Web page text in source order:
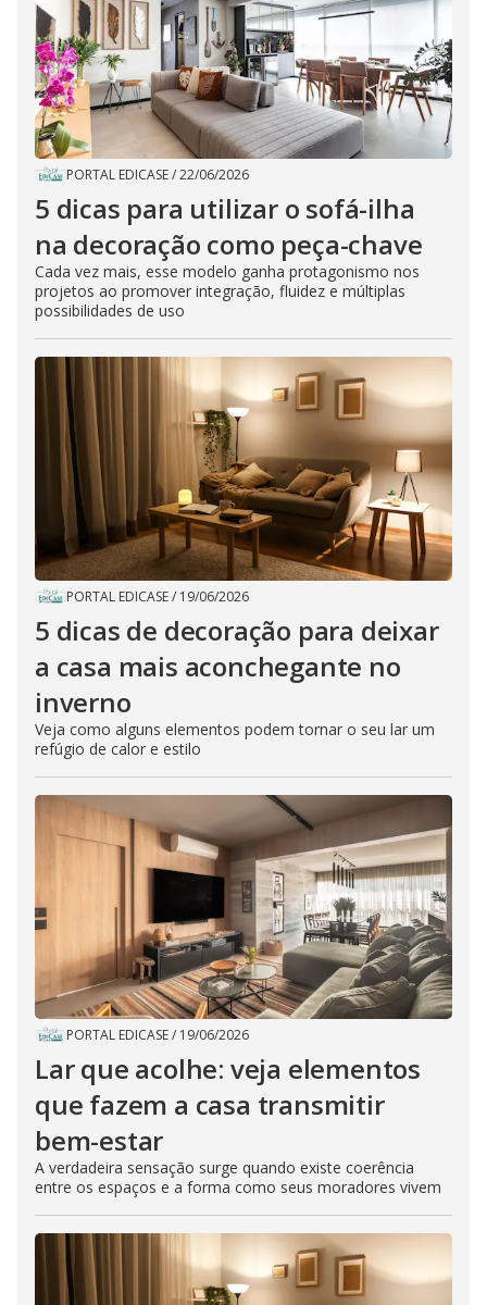
PORTAL EDICASE/22/06/2026
5 dicas para utilizar o sofá-ilha
na decoração como peça-chave
Cada vez mais, esse modelo ganha protagonismo nos
projetos ao promover integração, fluidez e múltiplas
possibilidades de uso
PORTAL EDICASE/ 19/06/2026
5 dicas de decoração para deixar
a casa mais aconchegante no
inverno
Veja como alguns elementos podem tornar o seu lar um
refúgio de calor e estilo
PORTAL EDICASE/ 19/06/2026
Lar que acolhe: veja elementos
que fazem a casa transmitir
bem-estar
A verdadeira sensação surge quando existe coerência
entre os espaços e a forma como seus moradores vivem